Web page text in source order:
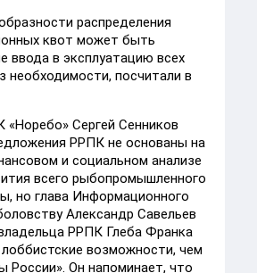
распределения
квот может быть
ввода в эксплуатацию всех
необходимости, посчитали в
«Норебо» Сергей Сенников
РРПК не основаны на
и социальном анализе
всего рыбопромышленного
но глава Информационного
Александр Савельев
РРПК Глеба Франка
возможности, чем
России». Он напоминает, что